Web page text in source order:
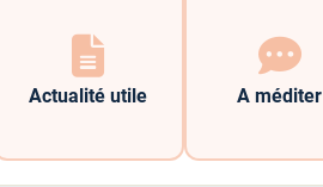
Actualité utile A méditer